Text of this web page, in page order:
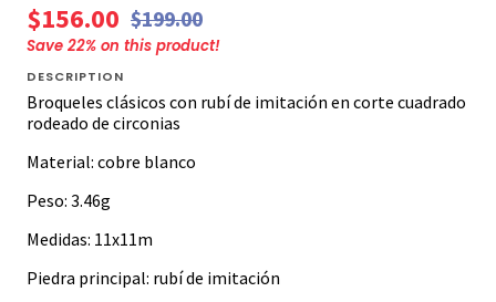
$156.00 $199.00
Save 22% on this product!
DESCRIPTION
Broqueles clásicos con rubí de imitación en corte cuadrado
rodeado de circonias
Material: cobre blanco
Peso: 3.46g
Medidas: 11x11m
Piedra principal: rubí de imitación